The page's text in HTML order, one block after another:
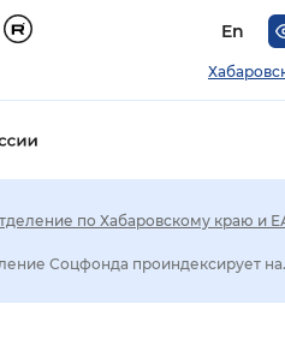
En
отображения
по Хабаровскому краю и
Соцфонда проиндексирует